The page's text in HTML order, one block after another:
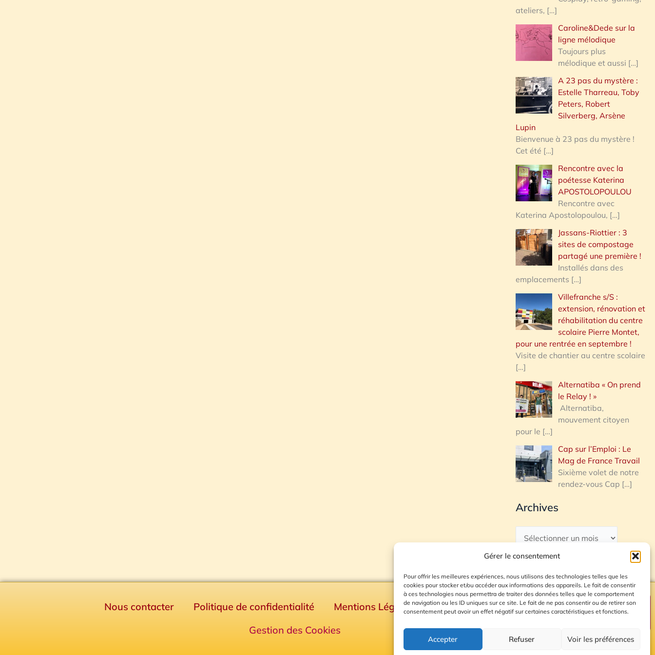
Gérer le consentement
Pour offrir les meilleures expériences, nous utilisons des technologies telles que les
cookies pour stocker et/ou accéder aux informations des appareils. Le fait de consentir
à ces technologies nous permettra de traiter des données telles que le comportement
de navigation ou les ID uniques sur ce site. Le fait de ne pas consentir ou de retirer son
consentement peut avoir un effet négatif sur certaines caractéristiques et fonctions.
Accepter Refuser Voir les préférences
ateliers, […]
Caroline&Dede sur la
ligne mélodique
Toujours plus
mélodique et aussi […]
A 23 pas du mystère :
Estelle Tharreau, Toby
Peters, Robert
Silverberg, Arsène
Lupin
Bienvenue à 23 pas du mystère !
Cet été […]
Rencontre avec la
poétesse Katerina
APOSTOLOPOULOU
Rencontre avec
Katerina Apostolopoulou, […]
Jassans-Riottier : 3
sites de compostage
partagé une première !
Installés dans des
emplacements […]
Villefranche s/S :
extension, rénovation et
réhabilitation du centre
scolaire Pierre Montet,
pour une rentrée en septembre !
Visite de chantier au centre scolaire
[…]
Alternatiba « On prend
le Relay ! »
Alternatiba,
mouvement citoyen
pour le […]
Cap sur l’Emploi : Le
Mag de France Travail
Sixième volet de notre
rendez-vous Cap […]
Archives
Nous contacter Politique de confidentialité Mentions Légales
Plan du site
Gestion des Cookies